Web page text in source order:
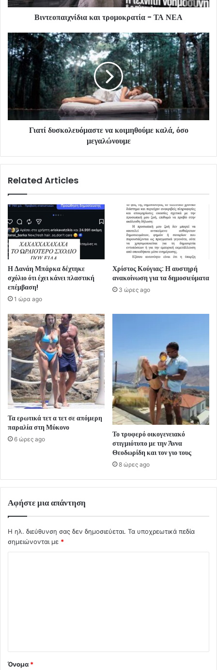
Βιντεοπαιχνίδια και τρομοκρατία - ΤΑ ΝΕΑ
Γιατί δυσκολευόμαστε να κοιμηθούμε καλά, όσο
μεγαλώνουμε
Related Articles
Η Δανάη Μπάρκα δέχτηκε
σχόλιο ότι έχει κάνει πλαστική
επέμβαση!
1 ώρα ago
Χρίστος Κούγιας: Η αυστηρή
ανακοίνωση για τα δημοσιεύματα
3 ώρες ago
Τα ερωτικά τετ α τετ σε απόμερη
παραλία στη Μύκονο
6 ώρες ago
Το τρυφερό οικογενειακό
στιγμιότυπο με την Άννα
Θεοδωρίδη και τον γιο τους
8 ώρες ago
Αφήστε μια απάντηση
Η ηλ. διεύθυνση σας δεν δημοσιεύεται. Τα υποχρεωτικά πεδία
σημειώνονται με *
Όνομα *